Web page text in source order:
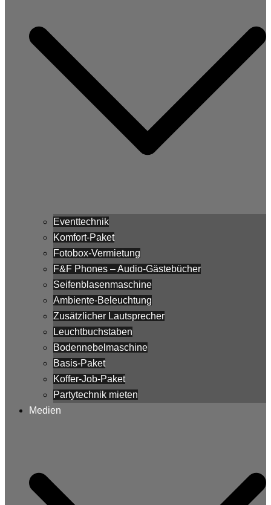
Eventtechnik
Komfort-Paket
Fotobox-Vermietung
F&F Phones – Audio-Gästebücher
Seifenblasenmaschine
Ambiente-Beleuchtung
Zusätzlicher Lautsprecher
Leuchtbuchstaben
Bodennebelmaschine
Basis-Paket
Koffer-Job-Paket
Partytechnik mieten
Medien